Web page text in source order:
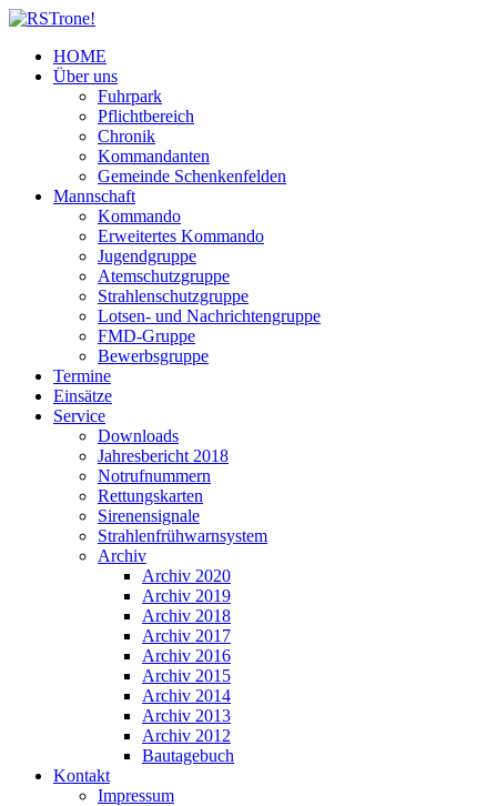
HOME
Über uns
Fuhrpark
Pflichtbereich
Chronik
Kommandanten
Gemeinde Schenkenfelden
Mannschaft
Kommando
Erweitertes Kommando
Jugendgruppe
Atemschutzgruppe
Strahlenschutzgruppe
Lotsen- und Nachrichtengruppe
FMD-Gruppe
Bewerbsgruppe
Termine
Einsätze
Service
Downloads
Jahresbericht 2018
Notrufnummern
Rettungskarten
Sirenensignale
Strahlenfrühwarnsystem
Archiv
Archiv 2020
Archiv 2019
Archiv 2018
Archiv 2017
Archiv 2016
Archiv 2015
Archiv 2014
Archiv 2013
Archiv 2012
Bautagebuch
Kontakt
Impressum